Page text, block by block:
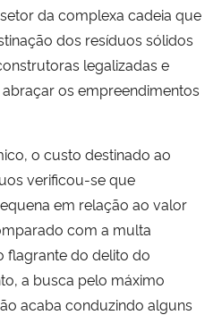
da complexa cadeia que
dos resíduos sólidos
legalizadas e
os empreendimentos
o custo destinado ao
verificou-se que
em relação ao valor
com a multa
flagrante do delito do
a busca pelo máximo
acaba conduzindo alguns